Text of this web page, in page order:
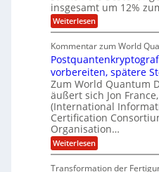
n
e
n
U
S
-
D
o
l
l
a
r
ü
r
M
E
A
u
n
d
L
a
t
d
C
h
i
e
f
C
u
s
t
o
m
e
r
O
ff
r
ö
f
n
e
t
K
o
m
p
e
t
e
n
z
z
insgesamt um 12%
Weiterlesen:
A
f
t
r
a
g
s
d
ä
m
p
f
e
r
Kommentar zum World
vorbereiten, spätere
Zum World Quantum
äußert sich Jon
(International
Certification
Organisation…
Weiterlesen:
P
Transformation der